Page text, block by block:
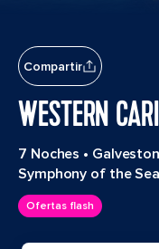
Compartir
WESTERN
7 Noches •
Symphony of the
Ofertas flash